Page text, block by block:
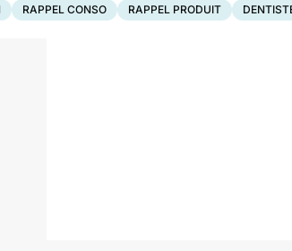
RAPPEL CONSO RAPPEL PRODUIT